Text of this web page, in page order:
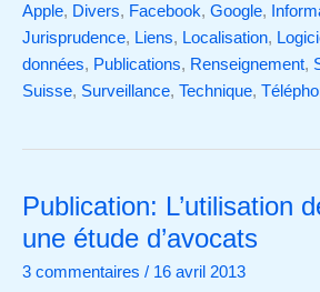
Apple, Divers, Facebook, Google,
Jurisprudence, Liens, Localisation,
données, Publications, Renseignement,
Suisse, Surveillance, Technique,
Publication: L’utilisation
une étude d’avocats
3 commentaires / 16 avril 2013
Publication:
L’utilisation
Skype